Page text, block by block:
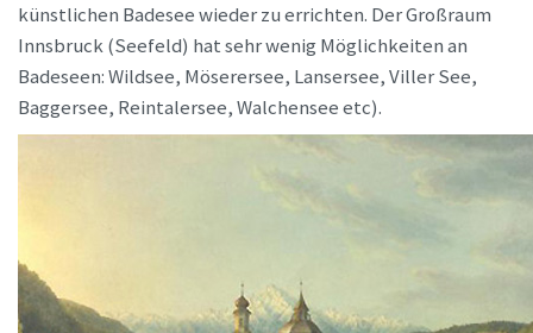
künstlichen Badesee wieder zu errichten. Der Großraum
Innsbruck (Seefeld) hat sehr wenig Möglichkeiten an
Badeseen: Wildsee, Möserersee, Lansersee, Viller See,
Baggersee, Reintalersee, Walchensee etc).